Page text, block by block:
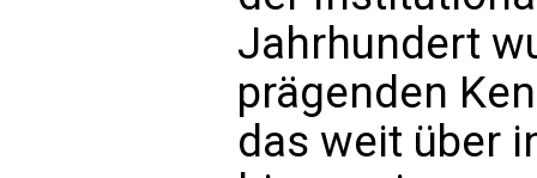
Jahrhundert
prägenden
das weit über